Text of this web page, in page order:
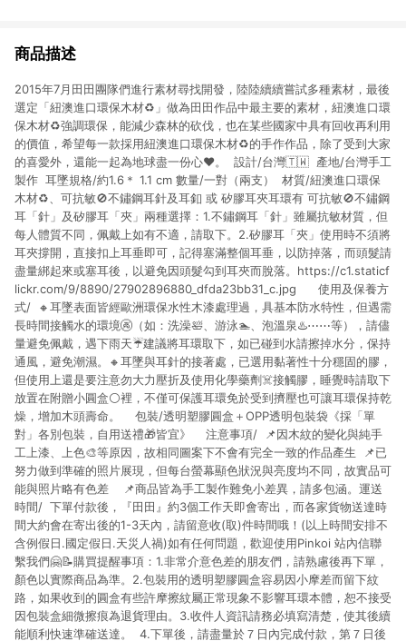
商品描述
2015年7月田田團隊們進行素材尋找開發，陸陸續續嘗試多種素材，最後
選定「紐澳進口環保木材♻️」做為田田作品中最主要的素材，紐澳進口環
保木材♻️強調環保，能減少森林的砍伐，也在某些國家中具有回收再利用
的價值，希望每一款採用紐澳進口環保木材♻️的手作作品，除了受到大家
的喜愛外，還能一起為地球盡一份心❤️。 設計/台灣🇹🇼 產地/台灣手工
製作 耳墜規格/約1.6＊ 1.1 cm 數量/一對（兩支） 材質/紐澳進口環保
木材♻️、可抗敏🚫不鏽鋼耳針及耳釦 或 矽膠耳夾耳環有 可抗敏🚫不鏽鋼
耳「針」及矽膠耳「夾」兩種選擇：1.不鏽鋼耳「針」雖屬抗敏材質，但
每人體質不同，佩戴上如有不適，請取下。2.矽膠耳「夾」使用時不須將
耳夾撐開，直接扣上耳垂即可，記得塞滿整個耳垂，以防掉落，而頭髮請
盡量綁起來或塞耳後，以避免因頭髮勾到耳夾而脫落。https://c1.staticf
lickr.com/9/8890/27902896880_dfda23bb31_c.jpg 使用及保養方
式/ 🔸耳墜表面皆經歐洲環保水性木漆處理過，具基本防水特性，但遇需
長時間接觸水的環境🚱（如：洗澡🛀、游泳🏊、泡溫泉♨️⋯⋯等），請儘
量避免佩戴，遇下雨天☔️建議將耳環取下，如已碰到水請擦掉水分，保持
通風，避免潮濕。🔸耳墜與耳針的接著處，已選用黏著性十分穩固的膠，
但使用上還是要注意勿大力壓折及使用化學藥劑☠️接觸膠，睡覺時請取下
放置在附贈小圓盒⚪️裡，不僅可保護耳環免於受到擠壓也可讓耳環保持乾
燥，增加木頭壽命。 包裝/透明塑膠圓盒＋OPP透明包裝袋《採「單
對」各別包裝，自用送禮🎁皆宜》 注意事項/ 📌因木紋的變化與純手
工上漆、上色🎨等原因，故相同圖案下不會有完全一致的作品產生 📌已
努力做到準確的照片展現，但每台螢幕顯色狀況與亮度均不同，故實品可
能與照片略有色差 📌商品皆為手工製作難免小差異，請多包涵。運送
時間/ 下單付款後，『田田』約3個工作天即會寄出，而各家貨物送達時
間大約會在寄出後的1-3天內，請留意收(取)件時間哦！(以上時間安排不
含例假日.國定假日.天災人禍)如有任何問題，歡迎使用Pinkoi 站內信聯
繫我們🤗📝購買提醒事項：1.非常介意色差的朋友們，請熟慮後再下單，
顏色以實際商品為準。2.包裝用的透明塑膠圓盒容易因小摩差而留下紋
路，如果收到的圓盒有些許摩擦紋屬正常現象不影響耳環本體，恕不接受
因包裝盒細微擦痕為退貨理由。3.收件人資訊請務必填寫清楚，使其後續
能順利快速準確送達。 4.下單後，請盡量於７日內完成付款，第７日後